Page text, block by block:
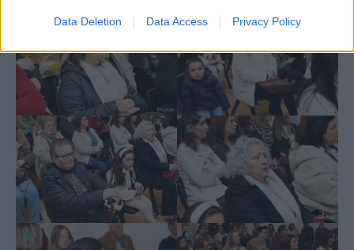
Data Deletion Data Access Privacy Policy